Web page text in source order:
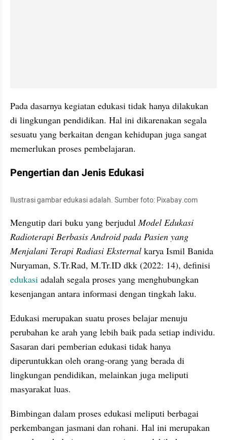
Pada dasarnya kegiatan edukasi tidak hanya dilakukan
di lingkungan pendidikan. Hal ini dikarenakan segala
sesuatu yang berkaitan dengan kehidupan juga sangat
memerlukan proses pembelajaran.
Pengertian dan Jenis Edukasi
Ilustrasi gambar edukasi adalah. Sumber foto: Pixabay.com
Mengutip dari buku yang berjudul Model Edukasi
Radioterapi Berbasis Android pada Pasien yang
Menjalani Terapi Radiasi Eksternal karya Ismil Banida
edukasi adalah segala proses yang menghubungkan
kesenjangan antara informasi dengan tingkah laku.
Edukasi merupakan suatu proses belajar menuju
perubahan ke arah yang lebih baik pada setiap individu.
Sasaran dari pemberian edukasi tidak hanya
diperuntukkan oleh orang-orang yang berada di
lingkungan pendidikan, melainkan juga meliputi
masyarakat luas.
Bimbingan dalam proses edukasi meliputi berbagai
perkembangan jasmani dan rohani. Hal ini merupakan